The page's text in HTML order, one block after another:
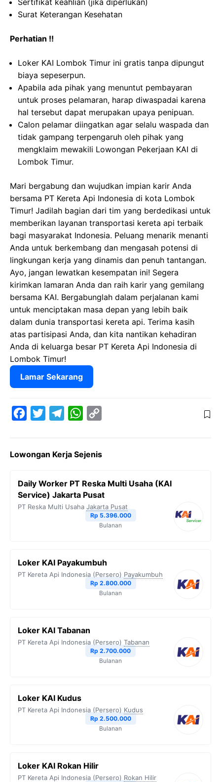
Sertifikat keahlian (jika diperlukan)
Surat Keterangan Kesehatan
Perhatian !!
Loker KAI Lombok Timur ini gratis tanpa dipungut
biaya sepeserpun.
Apabila ada pihak yang menuntut pembayaran
untuk proses pelamaran, harap diwaspadai karena
hal tersebut dapat merupakan upaya penipuan.
Calon pelamar diingatkan agar selalu waspada dan
tidak gampang terpengaruh oleh pihak yang
mengklaim mewakili Lowongan Pekerjaan KAI di
Lombok Timur.
Mari bergabung dan wujudkan impian karir Anda
bersama PT Kereta Api Indonesia di kota Lombok
Timur! Jadilah bagian dari tim yang berdedikasi untuk
memberikan layanan transportasi kereta api terbaik
bagi masyarakat Indonesia. Peluang menarik menanti
Anda untuk berkembang dan mengasah potensi di
lingkungan kerja yang dinamis dan penuh tantangan.
Ayo, jangan lewatkan kesempatan ini! Segera
kirimkan lamaran Anda dan raih karir yang gemilang
bersama KAI. Bergabunglah dalam perjalanan kami
untuk menciptakan masa depan yang lebih baik
dalam dunia transportasi kereta api. Terima kasih
atas partisipasi Anda, dan kita nantikan kehadiran
Anda di keluarga besar PT Kereta Api Indonesia di
Lombok Timur!
Lamar Sekarang
e
o
o
t
e
r
e
r
a
W
t
A
y
i
n
k
Lowongan Kerja Sejenis
Daily Worker PT Reska Multi Usaha (KAI
Service) Jakarta Pusat
PT Reska Multi Usaha Jakarta Pusat
Rp 5.396.000
Bulanan
Loker KAI Payakumbuh
PT Kereta Api Indonesia (Persero) Payakumbuh
Rp 2.800.000
Bulanan
Loker KAI Tabanan
PT Kereta Api Indonesia (Persero) Tabanan
Rp 2.700.000
Bulanan
Loker KAI Kudus
PT Kereta Api Indonesia (Persero) Kudus
Rp 2.500.000
Bulanan
Loker KAI Rokan Hilir
PT Kereta Api Indonesia (Persero) Rokan Hilir